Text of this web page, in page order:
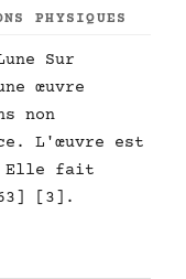
PHYSIQUES
Sur
œuvre
non
L'œuvre est
Elle fait
[3].